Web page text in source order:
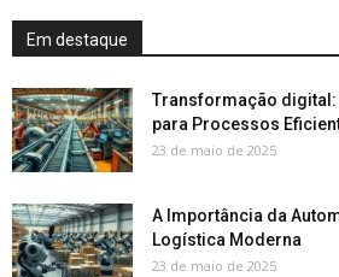
Em destaque
Transformação
para Processos
23 de maio de 2025
A Importância da
Logística Moderna
23 de maio de 2025